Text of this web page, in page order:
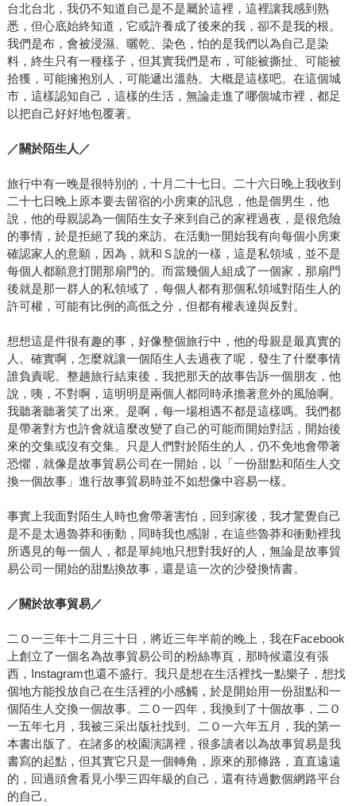
台北台北，我仍不知道自己是不是屬於這裡，這裡讓我感到熟
悉，但心底始終知道，它或許養成了後來的我，卻不是我的根。
我們是布，會被浸濕、曬乾、染色，怕的是我們以為自己是染
料，終生只有一種樣子，但其實我們是布，可能被撕扯、可能被
拾獲，可能擁抱別人，可能遞出溫熱。大概是這樣吧。在這個城
市，這樣認知自己，這樣的生活，無論走進了哪個城市裡，都足
以把自己好好地包覆著。
／關於陌生人／
旅行中有一晚是很特別的，十月二十七日。二十六日晚上我收到
二十七日晚上原本要去留宿的小房東的訊息，他是個男生，他
說，他的母親認為一個陌生女子來到自己的家裡過夜，是很危險
的事情，於是拒絕了我的來訪。在活動一開始我有向每個小房東
確認家人的意願，因為，就和Ｓ說的一樣，這是私領域，並不是
每個人都願意打開那扇門的。而當幾個人組成了一個家，那扇門
後就是那一群人的私領域了，每個人都有那個私領域對陌生人的
許可權，可能有比例的高低之分，但都有權表達與反對。
想想這是件很有趣的事，好像整個旅行中，他的母親是最真實的
人。確實啊，怎麼就讓一個陌生人去過夜了呢，發生了什麼事情
誰負責呢。整趟旅行結束後，我把那天的故事告訴一個朋友，他
說，咦，不對啊，這明明是兩個人都同時承擔著意外的風險啊。
我聽著聽著笑了出來。是啊，每一場相遇不都是這樣嗎。我們都
是帶著對方也許會就這麼改變了自己的可能而開始對話，開始後
來的交集或沒有交集。只是人們對於陌生的人，仍不免地會帶著
恐懼，就像是故事貿易公司在一開始，以「一份甜點和陌生人交
換一個故事」進行故事貿易時並不如想像中容易一樣。
事實上我面對陌生人時也會帶著害怕，回到家後，我才驚覺自己
是不是太過魯莽和衝動，同時我也感謝，在這些魯莽和衝動裡我
所遇見的每一個人，都是單純地只想對我好的人，無論是故事貿
易公司一開始的甜點換故事，還是這一次的沙發換情書。
／關於故事貿易／
二Ｏ一三年十二月三十日，將近三年半前的晚上，我在Facebook
上創立了一個名為故事貿易公司的粉絲專頁，那時候還沒有張
西，Instagram也還不盛行。我只是想在生活裡找一點樂子，想找
個地方能投放自己在生活裡的小感觸，於是開始用一份甜點和一
個陌生人交換一個故事。二Ｏ一四年，我換到了十個故事，二Ｏ
一五年七月，我被三采出版社找到。二Ｏ一六年五月，我的第一
本書出版了。在諸多的校園演講裡，很多讀者以為故事貿易是我
書寫的起點，但其實它只是一個轉角，原來的那條路，直直遠遠
的，回過頭會看見小學三四年級的自己，還有待過數個網路平台
的自己。